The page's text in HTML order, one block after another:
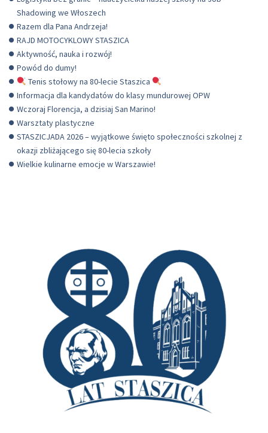
Shadowing we Włoszech
Razem dla Pana Andrzeja!
RAJD MOTOCYKLOWY STASZICA
Aktywność, nauka i rozwój!
Powód do dumy!
Tenis stołowy na 80-lecie Staszica
Informacja dla kandydatów do klasy mundurowej OPW
Wczoraj Florencja, a dzisiaj San Marino!
Warsztaty plastyczne
STASZICJADA 2026 – wyjątkowe święto społeczności szkolnej z
okazji zbliżającego się 80-lecia szkoły
Wielkie kulinarne emocje w Warszawie!